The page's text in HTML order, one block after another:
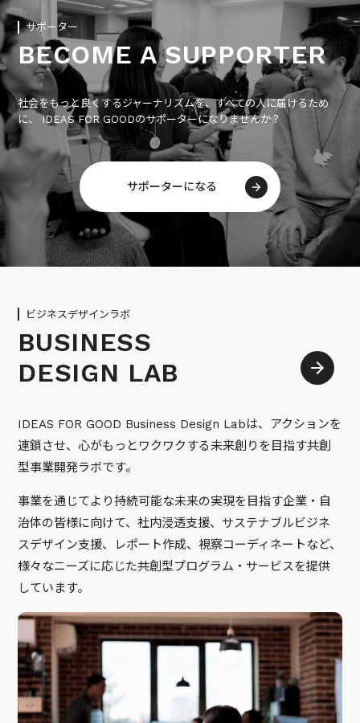
サポーター
BECOME A SUPPORTER
社会をもっと良くするジャーナリズムを、すべての人に届けるため
に、 IDEAS FOR GOODのサポーターになりませんか？
サポーターになる
ビジネスデザインラボ
BUSINESS
DESIGN LAB
IDEAS FOR GOOD Business Design Labは、アクションを
連鎖させ、心がもっとワクワクする未来創りを目指す共創
型事業開発ラボです。
事業を通じてより持続可能な未来の実現を目指す企業・自
治体の皆様に向けて、社内浸透支援、サステナブルビジネ
スデザイン支援、レポート作成、視察コーディネートなど、
様々なニーズに応じた共創型プログラム・サービスを提供
しています。